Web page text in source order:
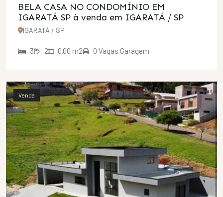
BELA CASA NO CONDOMÍNIO EM
IGARATÁ SP à venda em IGARATÁ / SP
IGARATÁ / SP
3 2 0.00 m2 0 Vagas Garagem
Venda